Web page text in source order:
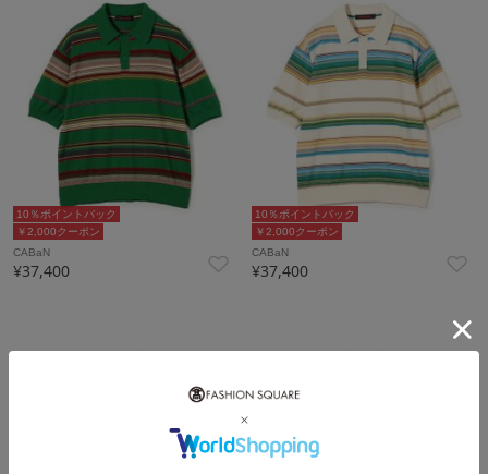
￥2,000クーポン
10％ポイントバック
CABaN
¥37,400
￥2,000クーポン
10％ポイントバック
CABaN
¥37,400